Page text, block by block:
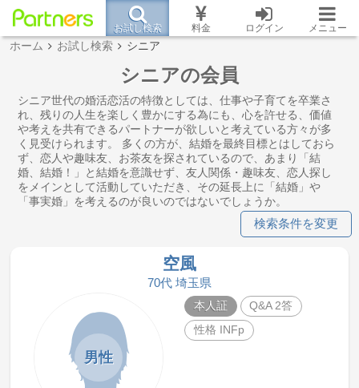
お試し検索 料金 ログイン メニュー
ホーム お試し検索 シニア
シニアの会員
シニア世代の婚活恋活の特徴としては、仕事や子育てを卒業さ
れ、残りの人生を楽しく豊かにする為にも、心を許せる、価値
や考えを共有できるパートナーが欲しいと考えている方々が多
く見受けられます。 多くの方が、結婚を最終目標とはしておら
ず、恋人や趣味友、お茶友を探されているので、あまり「結
婚、結婚！」と結婚を意識せず、友人関係・趣味友、恋人探し
をメインとして活動していただき、その延長上に「結婚」や
「事実婚」を考えるのが良いのではないでしょうか。
検索条件を変更
空風
70代 埼玉県
男性
本人証
Q&A 2答
性格 INFp